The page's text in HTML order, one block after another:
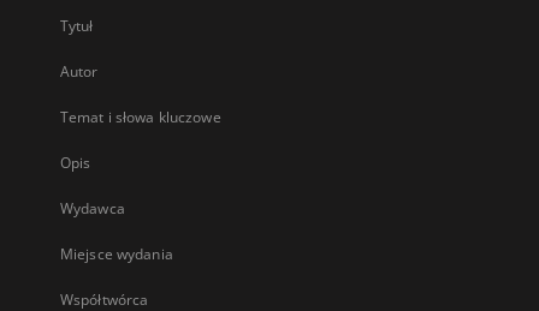
Tytuł
Autor
Temat i słowa kluczowe
Opis
Wydawca
Miejsce wydania
Współtwórca